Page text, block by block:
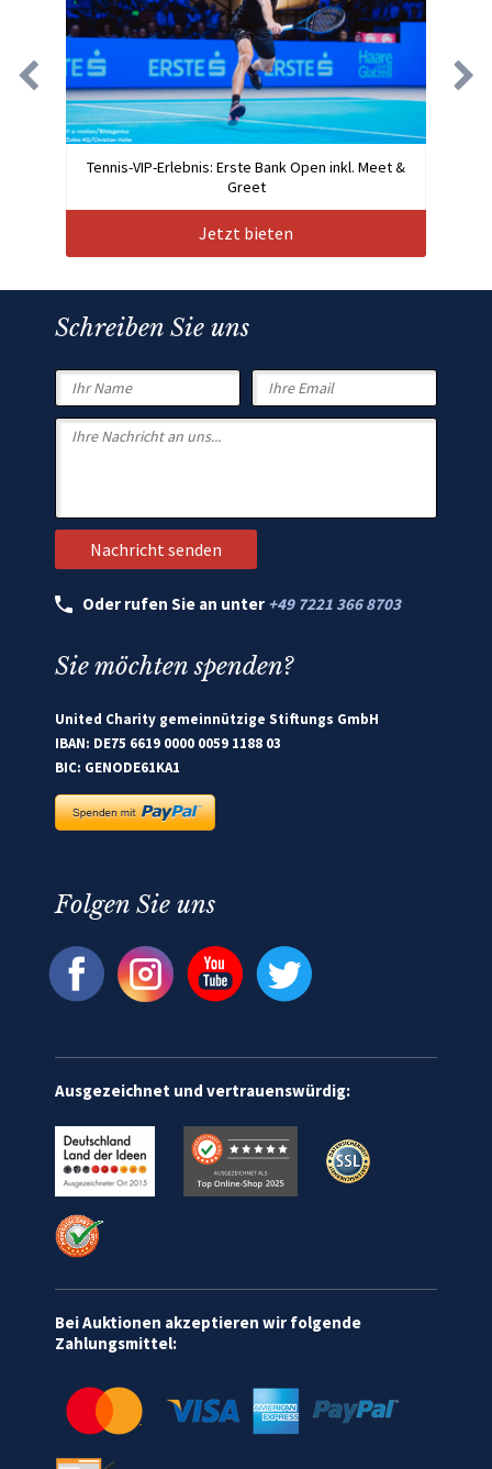
Tennis-VIP-Erlebnis: Erste Bank Open inkl. Meet &
Greet
Jetzt bieten
Schreiben Sie uns
Oder rufen Sie an unter +49 7221 366 8703
Sie möchten spenden?
United Charity gemeinnützige Stiftungs GmbH
IBAN: DE75 6619 0000 0059 1188 03
BIC: GENODE61KA1
Folgen Sie uns
Ausgezeichnet und vertrauenswürdig:
Bei Auktionen akzeptieren wir folgende
Zahlungsmittel: